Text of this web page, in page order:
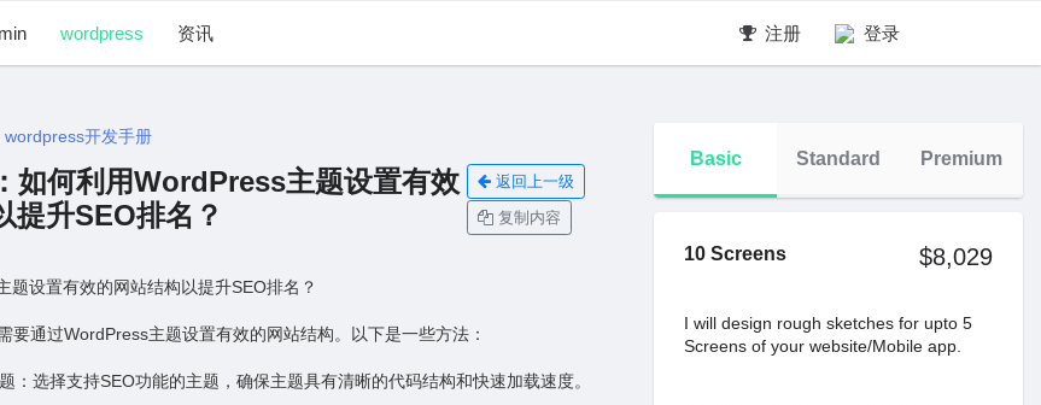
wordpress 资讯 注册 登录
wordpress开发手册
如何利⽤WordPress主题设置有效
提升SEO排名？
返回上一级
复制内容
题设置有效的⽹站结构以提升SEO排名？
要通过WordPress主题设置有效的⽹站结构。以下是⼀些⽅法：
：选择⽀持SEO功能的主题，确保主题具有清晰的代码结构和快速加载速度。
Basic Standard Premium
10 Screens $8,029
I will design rough sketches for upto 5
Screens of your website/Mobile app.